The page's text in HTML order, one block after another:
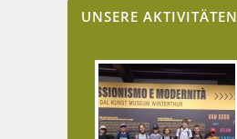
UNSERE AKTIVITÄTEN